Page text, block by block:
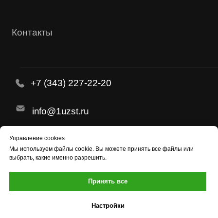
Управление cookies
Мы используем файлы cookie. Вы можете принять все файлы или
выбрать, какие именно разрешить.
Принять все
Настройки